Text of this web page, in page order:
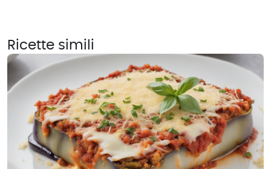
Ricette simili